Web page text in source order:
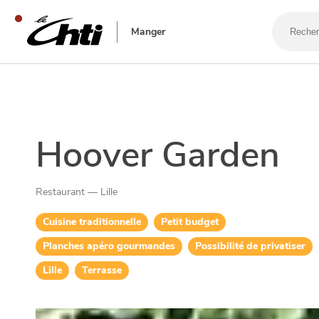
Manger
bar,
Hoover Garden
Restaurant — Lille
Cuisine traditionnelle
Petit budget
Planches apéro gourmandes
Possibilité de privatiser
Lille
Terrasse
SORTIR